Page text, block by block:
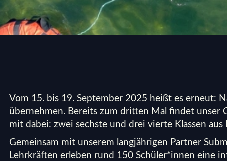
Vom 15. bis 19. September 2025 heißt es erneut:
übernehmen. Bereits zum dritten Mal findet unser
mit dabei: zwei sechste und drei vierte Klassen aus
Gemeinsam mit unserem langjährigen Partner
Lehrkräften erleben rund 150 Schüler*innen eine